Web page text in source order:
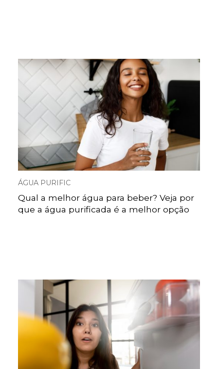
ÁGUA PURIFIC
Qual a melhor água para beber? Veja por
que a água purificada é a melhor opção